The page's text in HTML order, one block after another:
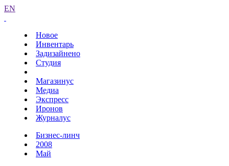
EN
Новое
Инвентарь
Задизайнено
Студия
Магазинус
Медиа
Экспресс
Иронов
Журналус
Бизнес-линч
2008
Май